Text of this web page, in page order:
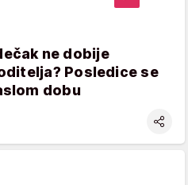
ne dobije
Posledice se
dobu